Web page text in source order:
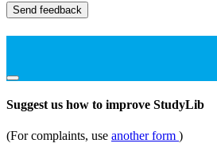
Send feedback
Suggest us how to improve StudyLib
(For complaints, use another form )